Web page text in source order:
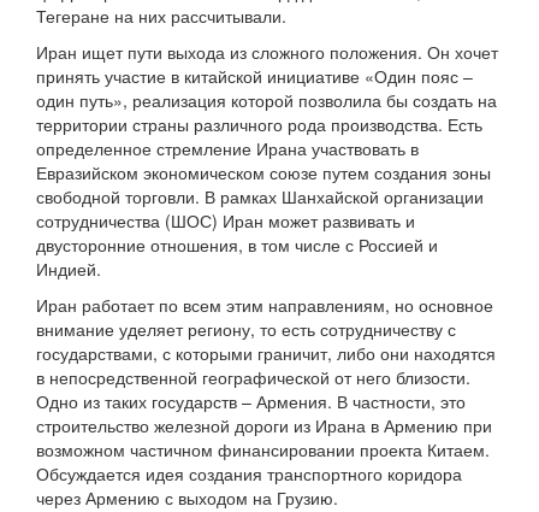
Тегеране на них рассчитывали.
Иран ищет пути выхода из сложного положения. Он хочет
принять участие в китайской инициативе «Один пояс –
один путь», реализация которой позволила бы создать на
территории страны различного рода производства. Есть
определенное стремление Ирана участвовать в
Евразийском экономическом союзе путем создания зоны
свободной торговли. В рамках Шанхайской организации
сотрудничества (ШОС) Иран может развивать и
двусторонние отношения, в том числе с Россией и
Индией.
Иран работает по всем этим направлениям, но основное
внимание уделяет региону, то есть сотрудничеству с
государствами, с которыми граничит, либо они находятся
в непосредственной географической от него близости.
Одно из таких государств – Армения. В частности, это
строительство железной дороги из Ирана в Армению при
возможном частичном финансировании проекта Китаем.
Обсуждается идея создания транспортного коридора
через Армению с выходом на Грузию.